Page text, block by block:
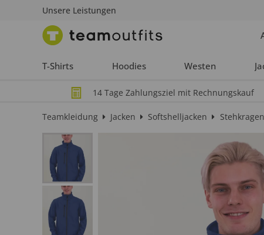
Unsere Leistungen
T-Shirts Hoodies Westen
14 Tage Zahlungsziel mit Rechnungskauf
Teamkleidung Jacken Softshelljacken Stehkragen